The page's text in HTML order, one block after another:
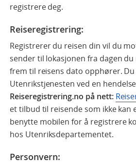
registrere deg.
Reiseregistrering:
Registrerer du reisen din vil du
sender til lokasjonen fra dagen
frem til reisens dato opphører.
Utenrikstjenesten ved en
Reiseregistrering.no på nett:
et tilbud til reisende som ikke kan
benytte mobilen for å registrere
hos Utenriksdepartementet.
Personvern: